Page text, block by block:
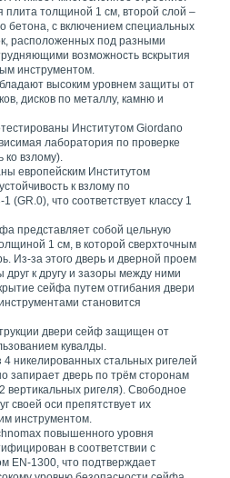
плита толщиной 1 см, второй слой –
бетона, с включением специальных
расположенных под разными
возможность вскрытия
инструментом.
высоким уровнем защиты от
дисков по металлу, камню и
Институтом Giordano
лаборатория по проверке
ко взлому).
европейским Институтом
к взлому по
(GR.0), что соответствует классу 1
представляет собой цельную
1 см, в которой сверхточным
Из-за этого дверь и дверной проем
к другу и зазоры между ними
сейфа путем отгибания двери
становится
двери сейф защищен от
кувалды.
никелированных стальных ригелей
запирает дверь по трём сторонам
вертикальных ригеля). Свободное
своей оси препятствует их
инструментом.
повышенного уровня
в соответствии с
EN-1300, что подтверждает